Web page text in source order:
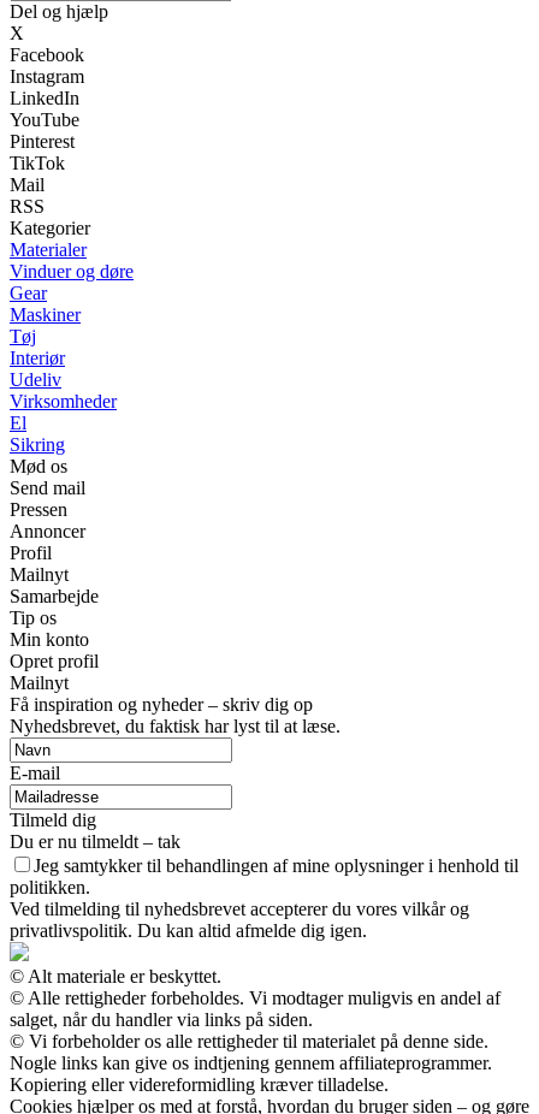
Del og hjælp
X
Facebook
Instagram
LinkedIn
YouTube
Pinterest
TikTok
Mail
RSS
Kategorier
Materialer
Vinduer og døre
Gear
Maskiner
Tøj
Interiør
Udeliv
Virksomheder
El
Sikring
Mød os
Send mail
Pressen
Annoncer
Profil
Mailnyt
Samarbejde
Tip os
Min konto
Opret profil
Mailnyt
Få inspiration og nyheder – skriv dig op
Nyhedsbrevet, du faktisk har lyst til at læse.
E-mail
Tilmeld dig
Du er nu tilmeldt – tak
Jeg samtykker til behandlingen af mine oplysninger i henhold til
politikken.
Ved tilmelding til nyhedsbrevet accepterer du vores vilkår og
privatlivspolitik. Du kan altid afmelde dig igen.
© Alt materiale er beskyttet.
© Alle rettigheder forbeholdes. Vi modtager muligvis en andel af
salget, når du handler via links på siden.
© Vi forbeholder os alle rettigheder til materialet på denne side.
Nogle links kan give os indtjening gennem affiliateprogrammer.
Kopiering eller videreformidling kræver tilladelse.
Cookies hjælper os med at forstå, hvordan du bruger siden – og gøre